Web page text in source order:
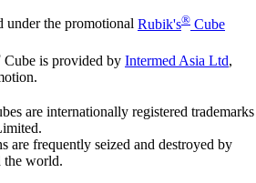
under the promotional Rubik's® Cube
Cube is provided by Intermed Asia Ltd,
are internationally registered trademarks
are frequently seized and destroyed by
the world.